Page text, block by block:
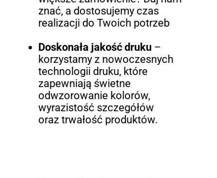
znać, a dostosujemy czas
realizacji do Twoich potrzeb
Doskonała jakość druku–
korzystamy z nowoczesnych
technologii druku, które
zapewniają świetne
odwzorowanie kolorów,
wyrazistość szczegółów
oraz trwałość produktów.